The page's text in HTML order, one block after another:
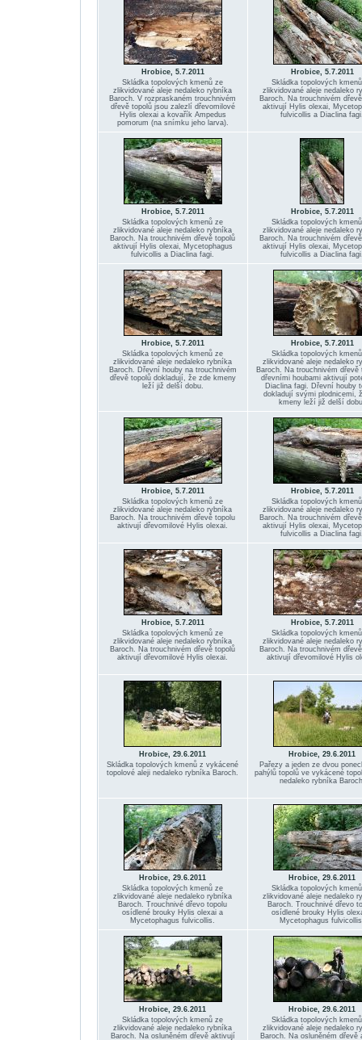
Hrobice, 5.7.2011
Skládka topolových kmenů ze
zlikvidované aleje nedaleko rybníka
Baroch. V rozpraskaném trouchnivém
dřevě topolů jsou zalezlí dřevomilové
Hylis olexai a kovařík Ampedus
pomorum (na snímku jeho larva).
Hrobice, 5.7.2011
Skládka topolových
zlikvidované aleje nedaleko
Baroch. Na trouchnivém
aktivují Hylis olexai,
fulvicollis a Diaclina
Hrobice, 5.7.2011
Skládka topolových kmenů ze
zlikvidované aleje nedaleko rybníka
Baroch. Na trouchnivém dřevě topolů
aktivují Hylis olexai, Mycetophagus
fulvicollis a Diaclina fagi.
Hrobice, 5.7.2011
Skládka topolových
zlikvidované aleje nedaleko
Baroch. Na trouchnivém
aktivují Hylis olexai,
fulvicollis a Diaclina
Hrobice, 5.7.2011
Skládka topolových kmenů ze
zlikvidované aleje nedaleko rybníka
Baroch. Dřevní houby na trouchnivém
dřevě topolů dokladují, že zde kmeny
leží již delší dobu.
Hrobice, 5.7.2011
Skládka topolových
zlikvidované aleje nedaleko
Baroch. Na trouchnivém dřevě
dřevními houbami aktivují
Diaclina fagi. Dřevní houby
dokladují svými plodnicemi,
kmeny leží již delší
Hrobice, 5.7.2011
Skládka topolových kmenů ze
zlikvidované aleje nedaleko rybníka
Baroch. Na trouchnivém dřevě topolu
aktivují dřevomilové Hylis olexai.
Hrobice, 5.7.2011
Skládka topolových
zlikvidované aleje nedaleko
Baroch. Na trouchnivém
aktivují Hylis olexai,
fulvicollis a Diaclina
Hrobice, 5.7.2011
Skládka topolových kmenů ze
zlikvidované aleje nedaleko rybníka
Baroch. Na trouchnivém dřevě topolů
aktivují dřevomilové Hylis olexai.
Hrobice, 5.7.2011
Skládka topolových
zlikvidované aleje nedaleko
Baroch. Na trouchnivém
aktivují dřevomilové Hylis
Hrobice, 29.6.2011
Skládka topolových kmenů z vykácené
topolové aleji nedaleko rybníka Baroch.
Hrobice, 29.6.2011
Pařezy a jeden ze dvou
pahýlů topolů ve vykácené
nedaleko rybníka
Hrobice, 29.6.2011
Skládka topolových kmenů ze
zlikvidované aleje nedaleko rybníka
Baroch. Trouchnivé dřevo topolu
osídlené brouky Hylis olexai a
Mycetophagus fulvicollis.
Hrobice, 29.6.2011
Skládka topolových
zlikvidované aleje nedaleko
Baroch. Trouchnivé dřevo
osídlené brouky Hylis
Mycetophagus
Hrobice, 29.6.2011
Skládka topolových kmenů ze
zlikvidované aleje nedaleko rybníka
Baroch. Na osluněném dřevě aktivují
Hrobice, 29.6.2011
Skládka topolových
zlikvidované aleje nedaleko
Baroch. Na osluněném dřevě